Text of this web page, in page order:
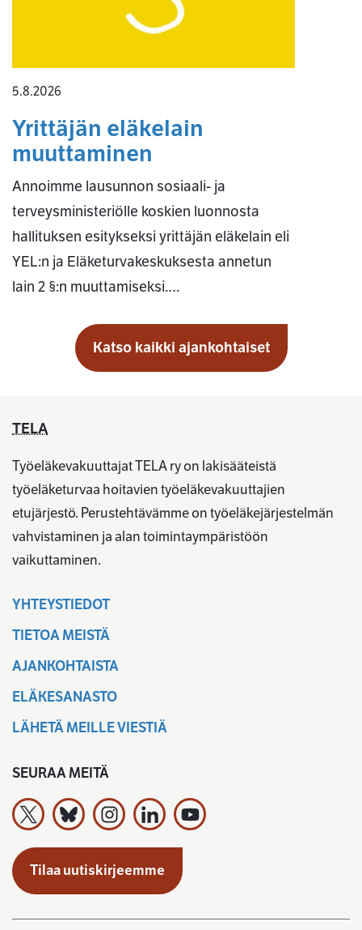
5.8.2026
Yrittäjän eläkelain
muuttaminen
Annoimme lausunnon sosiaali- ja
terveysministeriölle koskien luonnosta
hallituksen esitykseksi yrittäjän eläkelain eli
YEL:n ja Eläketurvakeskuksesta annetun
lain 2 §:n muuttamiseksi.…
Katso kaikki ajankohtaiset
TELA
Työeläkevakuuttajat TELA ry on lakisääteistä
työeläketurvaa hoitavien työeläkevakuuttajien
etujärjestö. Perustehtävämme on työeläkejärjestelmän
vahvistaminen ja alan toimintaympäristöön
vaikuttaminen.
YHTEYSTIEDOT
TIETOA MEISTÄ
AJANKOHTAISTA
ELÄKESANASTO
LÄHETÄ MEILLE VIESTIÄ
SEURAA MEITÄ
Työeläkevakuuttajat TELA ry X:ssä
Työeläkevakuuttajat TELA ry Bluesky:ssa
Työeläkevakuuttajat TELA ry
Työeläkevakuuttajat TELA ry
Työeläkevakuuttajat TELA ry
Tilaa uutiskirjeemme